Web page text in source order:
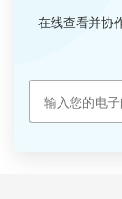
在线查看并协